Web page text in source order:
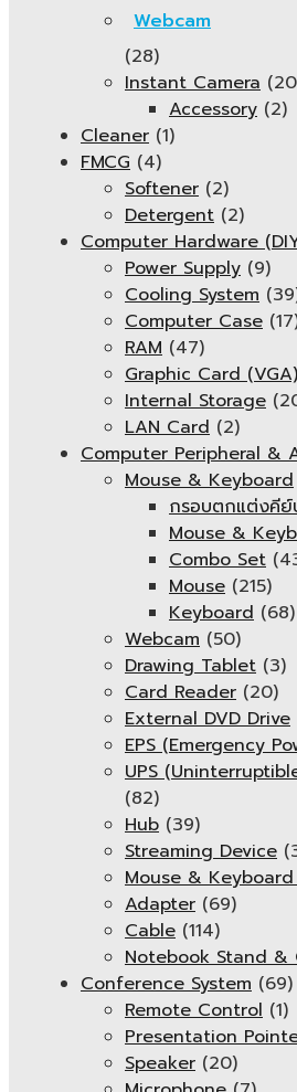
Webcam
(28)
Instant Camera
Accessory (2)
Cleaner (1)
FMCG (4)
Softener (2)
Detergent (2)
Computer Hardware
Power Supply (9)
Cooling System
Computer Case
RAM (47)
Graphic Card (VGA)
Internal Storage
LAN Card (2)
Computer Peripheral &
Mouse & Keyboard
กรอบตกแต่งคีย์
Mouse &
Combo Set
Mouse (215)
Keyboard (68)
Webcam (50)
Drawing Tablet (3)
Card Reader (20)
External DVD Drive
EPS (Emergency
UPS
(82)
Hub (39)
Streaming Device
Mouse &
Adapter (69)
Cable (114)
Notebook Stand &
Conference System (69)
Remote Control (1)
Presentation
Speaker (20)